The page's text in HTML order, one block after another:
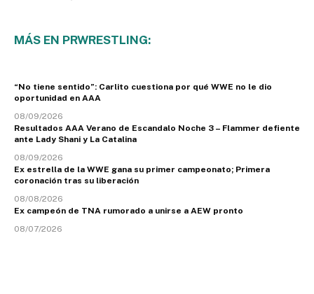
MÁS EN PRWRESTLING:
“No tiene sentido”: Carlito cuestiona por qué WWE no le dio
oportunidad en AAA
08/09/2026
Resultados AAA Verano de Escandalo Noche 3 – Flammer defiente
ante Lady Shani y La Catalina
08/09/2026
Ex estrella de la WWE gana su primer campeonato; Primera
coronación tras su liberación
08/08/2026
Ex campeón de TNA rumorado a unirse a AEW pronto
08/07/2026